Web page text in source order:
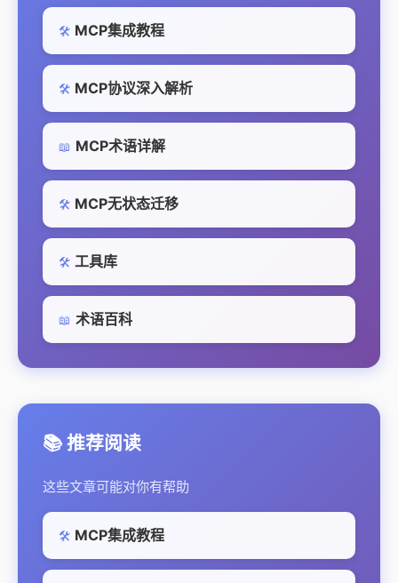
🛠️ MCP集成教程
🛠️ MCP协议深入解析
📖 MCP术语详解
🛠️ MCP无状态迁移
🛠️ 工具库
📖 术语百科
📚 推荐阅读
这些文章可能对你有帮助
🛠️ MCP集成教程